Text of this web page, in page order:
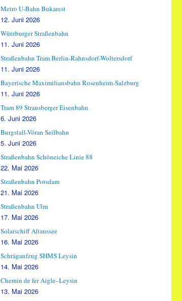
Metro U-Bahn Bukarest
12. Juni 2026
Würzburger Straßenbahn
11. Juni 2026
Straßenbahn Tram Berlin-Rahnsdorf-Woltersdorf
11. Juni 2026
Bayerische Maximiliansbahn Rosenheim-Salzburg
11. Juni 2026
Tram 89 Strausberger Eisenbahn
6. Juni 2026
Burgstall-Vöran Seilbahn
5. Juni 2026
Straßenbahn Schöneiche Linie 88
22. Mai 2026
Straßenbahn Potsdam
21. Mai 2026
Straßenbahn Ulm
17. Mai 2026
Solarschiff Altaussee
16. Mai 2026
Schrägaufzug SHMS Leysin
14. Mai 2026
Chemin de fer Aigle–Leysin
13. Mai 2026